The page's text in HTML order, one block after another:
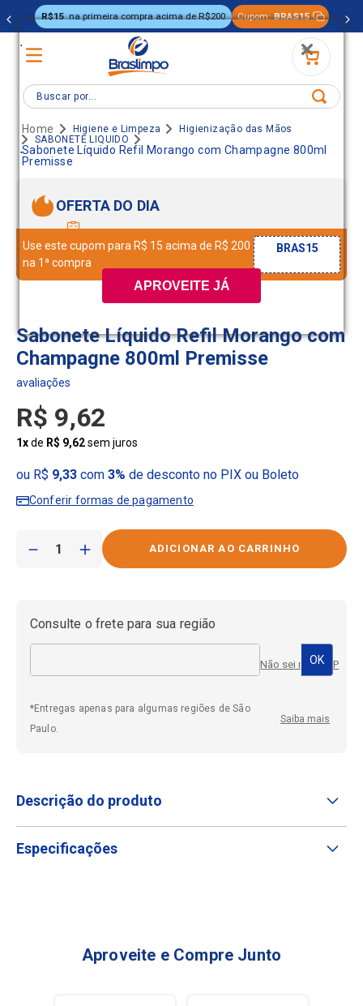
.
.
APROVEITE JÁ
R$15 na primeira compra acima de R$200 Cupom: BRAS15
Buscar por...
Higiene e Limpeza
Higienização das Mãos
SABONETE LIQUIDO
Sabonete Líquido Refil Morango com Champagne 800ml
Premisse
OFERTA DO DIA
Use este cupom para R$ 15 acima de R$ 200
na 1ª compra
BRAS15
Sabonete Líquido Refil Morango com
Champagne 800ml Premisse
R$ 9,62
1xde R$ 9,62sem juros
ou R$ 9,33com 3% de desconto no PIX ou Boleto
Conferir formas de pagamento
＋
－
Consulte o frete para sua região
Não sei meu CEP
*Entregas apenas para algumas regiões de São
Paulo.
Saiba mais
Descrição do produto
Especificações
Aproveite e Compre Junto